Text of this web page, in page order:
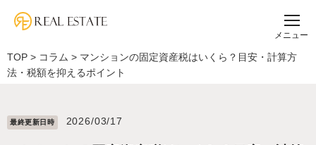
メニュー
TOP > コラム > マンションの固定資産税はいくら？目安・計算方
法・税額を抑えるポイント
最終更新⽇時 2026/03/17